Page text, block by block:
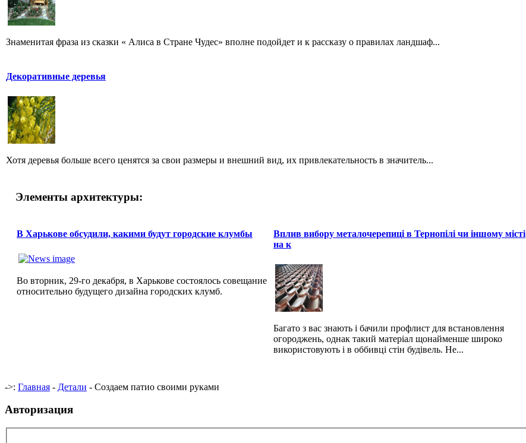
Знаменитая фраза из сказки « Алиса в Стране Чудес» вполне подойдет и к рассказу о правилах ландшаф...
Декоративные деревья
Хотя деревья больше всего ценятся за свои размеры и внешний вид, их привлекательность в значитель­...
Элементы архитектуры:
В Харькове обсудили, какими будут городские клумбы
Во вторник, 29-го декабря, в Харькове состоялось совещание
относительно будущего дизайна городских клумб.
Вплив вибору металочерепиці в Тернопілі чи іншому місті
на к
Багато з вас знають і бачили профлист для встановлення
огороджень, однак такий матеріал щонайменше широко
використовують і в оббивці стін будівель. Не...
->: Главная - Детали - Создаем патио своими руками
Авторизация